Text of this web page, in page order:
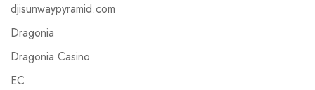
djisunwaypyramid.com
Dragonia
Dragonia Casino
EC